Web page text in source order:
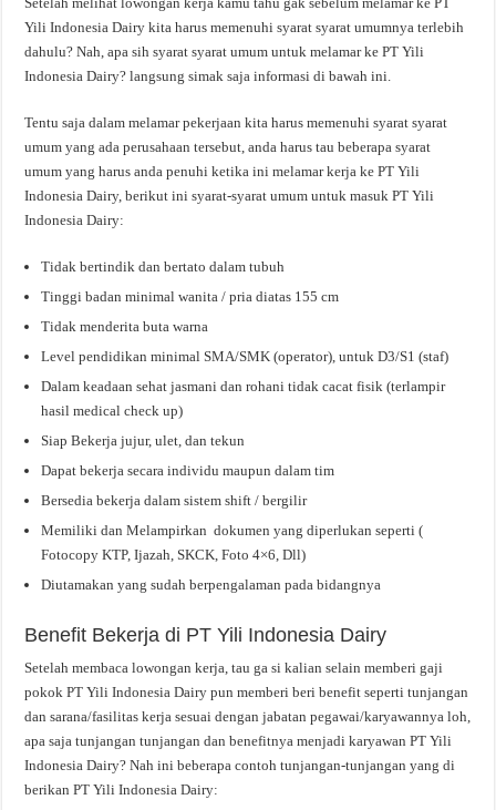
Yili Indonesia Dairy kita harus memenuhi syarat syarat umumnya terlebih
dahulu? Nah, apa sih syarat syarat umum untuk melamar ke PT Yili
Indonesia Dairy? langsung simak saja informasi di bawah ini.
Tentu saja dalam melamar pekerjaan kita harus memenuhi syarat syarat
umum yang ada perusahaan tersebut, anda harus tau beberapa syarat
umum yang harus anda penuhi ketika ini melamar kerja ke PT Yili
Indonesia Dairy, berikut ini syarat-syarat umum untuk masuk PT Yili
Indonesia Dairy:
Tidak bertindik dan bertato dalam tubuh
Tinggi badan minimal wanita / pria diatas 155 cm
Tidak menderita buta warna
Level pendidikan minimal SMA/SMK (operator), untuk D3/S1 (staf)
Dalam keadaan sehat jasmani dan rohani tidak cacat fisik (terlampir
hasil medical check up)
Siap Bekerja jujur, ulet, dan tekun
Dapat bekerja secara individu maupun dalam tim
Bersedia bekerja dalam sistem shift / bergilir
Memiliki dan Melampirkan dokumen yang diperlukan seperti (
Fotocopy KTP, Ijazah, SKCK, Foto 4×6, Dll)
Diutamakan yang sudah berpengalaman pada bidangnya
Benefit Bekerja di PT Yili Indonesia Dairy
Setelah membaca lowongan kerja, tau ga si kalian selain memberi gaji
pokok PT Yili Indonesia Dairy pun memberi beri benefit seperti tunjangan
dan sarana/fasilitas kerja sesuai dengan jabatan pegawai/karyawannya loh,
apa saja tunjangan tunjangan dan benefitnya menjadi karyawan PT Yili
Indonesia Dairy? Nah ini beberapa contoh tunjangan-tunjangan yang di
berikan PT Yili Indonesia Dairy: